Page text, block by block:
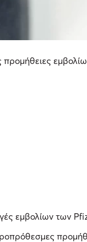
προμήθειες
εμβολίων των